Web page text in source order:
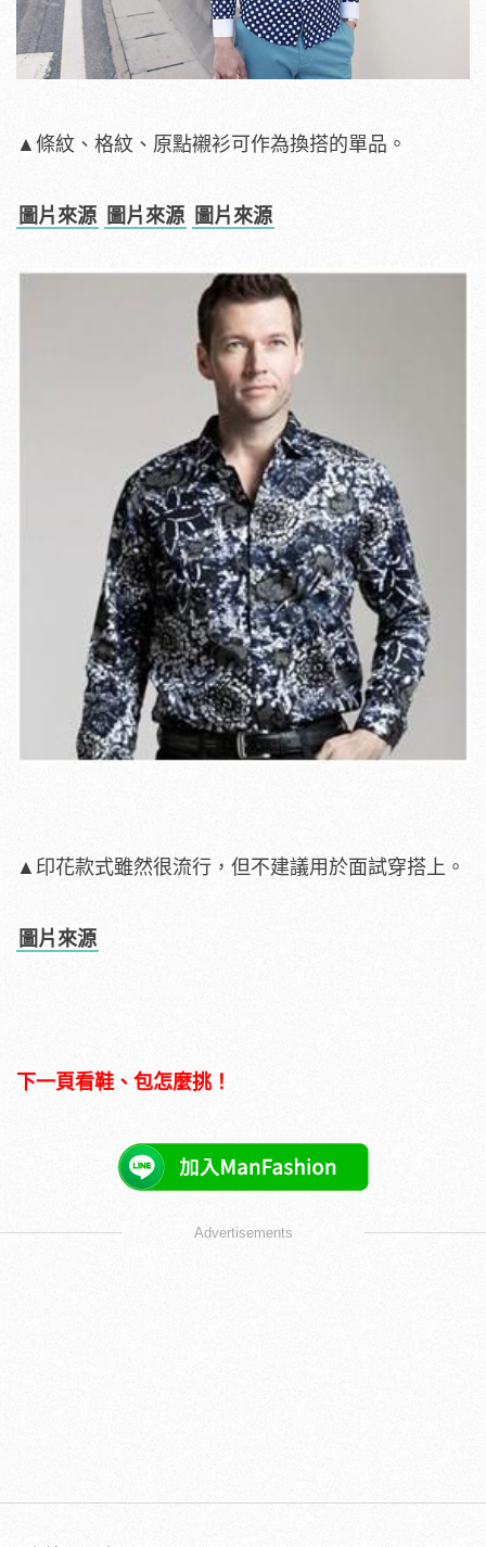
▲條紋、格紋、原點襯衫可作為換搭的單品。
圖片來源 圖片來源 圖片來源
▲印花款式雖然很流行，但不建議用於面試穿搭上。
圖片來源
下一頁看鞋、包怎麼挑！
Advertisements